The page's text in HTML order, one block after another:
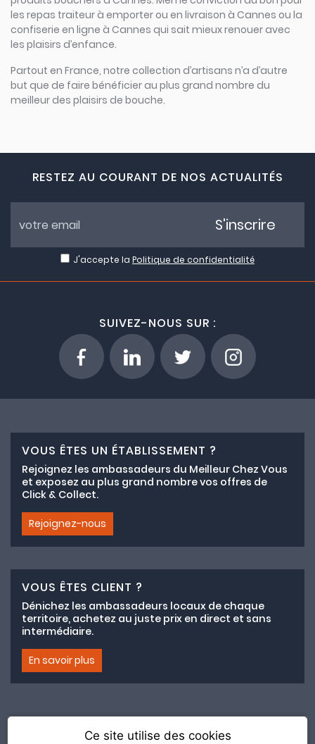
les repas traiteur à emporter ou en livraison à Cannes ou la
confiserie en ligne à Cannes qui sait mieux renouer avec
les plaisirs d’enfance.
Partout en France, notre collection d’artisans n’a d’autre
but que de faire bénéficier au plus grand nombre du
meilleur des plaisirs de bouche.
RESTEZ AU COURANT DE NOS ACTUALITÉS
J'accepte la Politique de confidentialité
S'inscrire
SUIVEZ-NOUS SUR :
VOUS ÊTES UN ÉTABLISSEMENT ?
Rejoignez les ambassadeurs du Meilleur Chez Vous
et exposez au plus grand nombre vos offres de
Click & Collect.
Rejoignez-nous
VOUS ÊTES CLIENT ?
Dénichez les ambassadeurs locaux de chaque
territoire, achetez au juste prix en direct et sans
intermédiaire.
En savoir plus
Ce site utilise des cookies